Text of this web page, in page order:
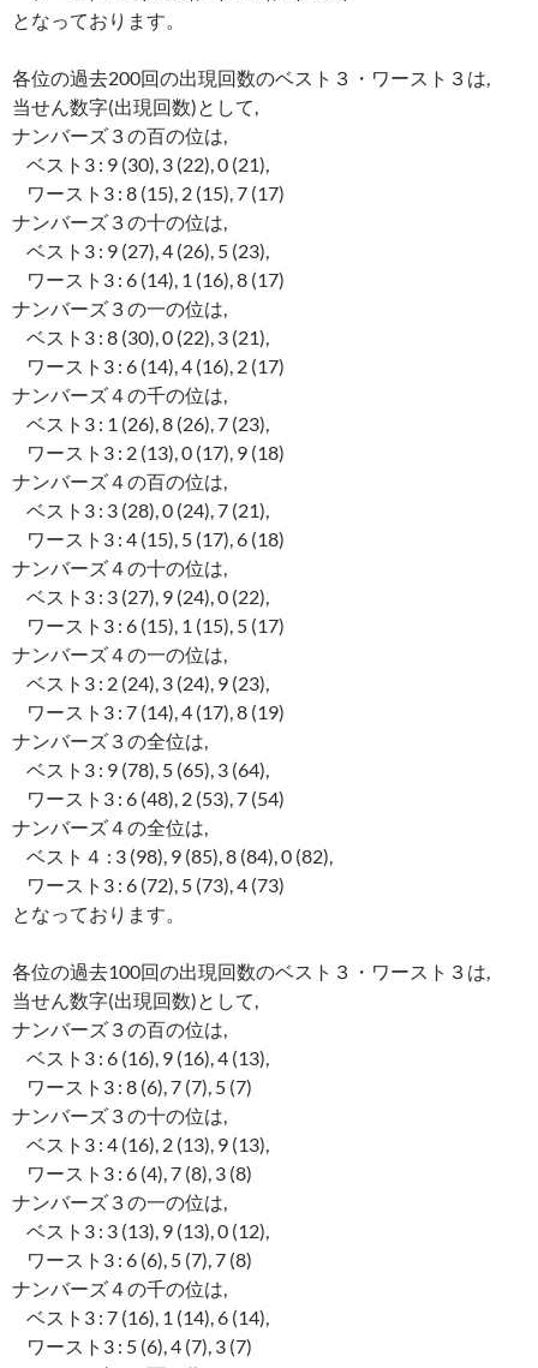
となっております。
各位の過去200回の出現回数のベスト３・ワースト３は,
当せん数字(出現回数)として,
ナンバーズ３の百の位は,
ベスト3 : 9 (30), 3 (22), 0 (21),
ワースト3 : 8 (15), 2 (15), 7 (17)
ナンバーズ３の十の位は,
ベスト3 : 9 (27), 4 (26), 5 (23),
ワースト3 : 6 (14), 1 (16), 8 (17)
ナンバーズ３の一の位は,
ベスト3 : 8 (30), 0 (22), 3 (21),
ワースト3 : 6 (14), 4 (16), 2 (17)
ナンバーズ４の千の位は,
ベスト3 : 1 (26), 8 (26), 7 (23),
ワースト3 : 2 (13), 0 (17), 9 (18)
ナンバーズ４の百の位は,
ベスト3 : 3 (28), 0 (24), 7 (21),
ワースト3 : 4 (15), 5 (17), 6 (18)
ナンバーズ４の十の位は,
ベスト3 : 3 (27), 9 (24), 0 (22),
ワースト3 : 6 (15), 1 (15), 5 (17)
ナンバーズ４の一の位は,
ベスト3 : 2 (24), 3 (24), 9 (23),
ワースト3 : 7 (14), 4 (17), 8 (19)
ナンバーズ３の全位は,
ベスト3 : 9 (78), 5 (65), 3 (64),
ワースト3 : 6 (48), 2 (53), 7 (54)
ナンバーズ４の全位は,
ベスト４ : 3 (98), 9 (85), 8 (84), 0 (82),
ワースト3 : 6 (72), 5 (73), 4 (73)
となっております。
各位の過去100回の出現回数のベスト３・ワースト３は,
当せん数字(出現回数)として,
ナンバーズ３の百の位は,
ベスト3 : 6 (16), 9 (16), 4 (13),
ワースト3 : 8 (6), 7 (7), 5 (7)
ナンバーズ３の十の位は,
ベスト3 : 4 (16), 2 (13), 9 (13),
ワースト3 : 6 (4), 7 (8), 3 (8)
ナンバーズ３の一の位は,
ベスト3 : 3 (13), 9 (13), 0 (12),
ワースト3 : 6 (6), 5 (7), 7 (8)
ナンバーズ４の千の位は,
ベスト3 : 7 (16), 1 (14), 6 (14),
ワースト3 : 5 (6), 4 (7), 3 (7)